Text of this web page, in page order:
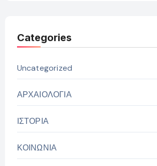
Categories
Uncategorized
ΑΡΧΑΙΟΛΟΓΙΑ
ΙΣΤΟΡΙΑ
ΚΟΙΝΩΝΙΑ